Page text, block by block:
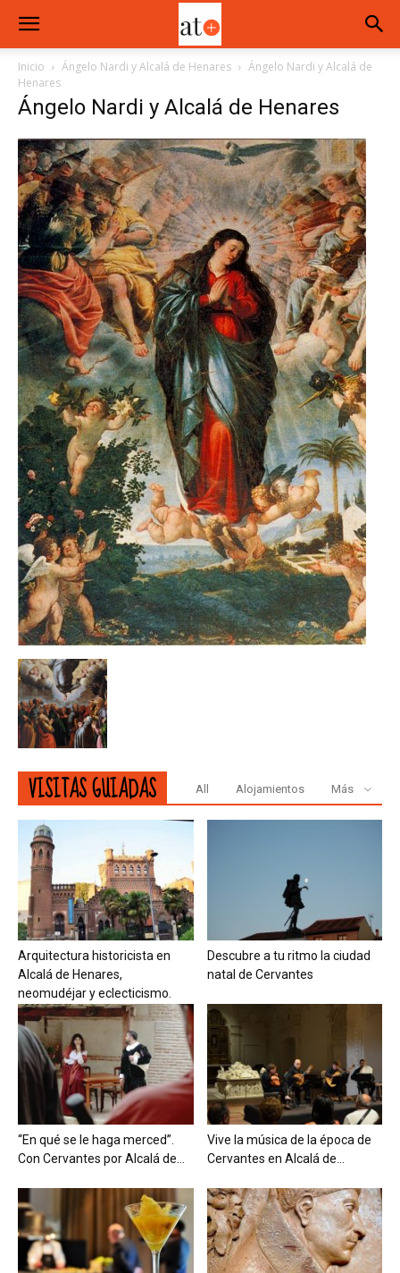
Inicio Ángelo Nardi y Alcalá de Henares
Ángelo Nardi y Alcalá de
Henares
Ángelo Nardi y Alcalá de Henares
VISITAS GUIADAS All Alojamientos Más
Arquitectura historicista en
Alcalá de Henares,
neomudéjar y eclecticismo.
Descubre a tu ritmo la ciudad
natal de Cervantes
“En qué se le haga merced”.
Con Cervantes por Alcalá de...
Vive la música de la época de
Cervantes en Alcalá de...